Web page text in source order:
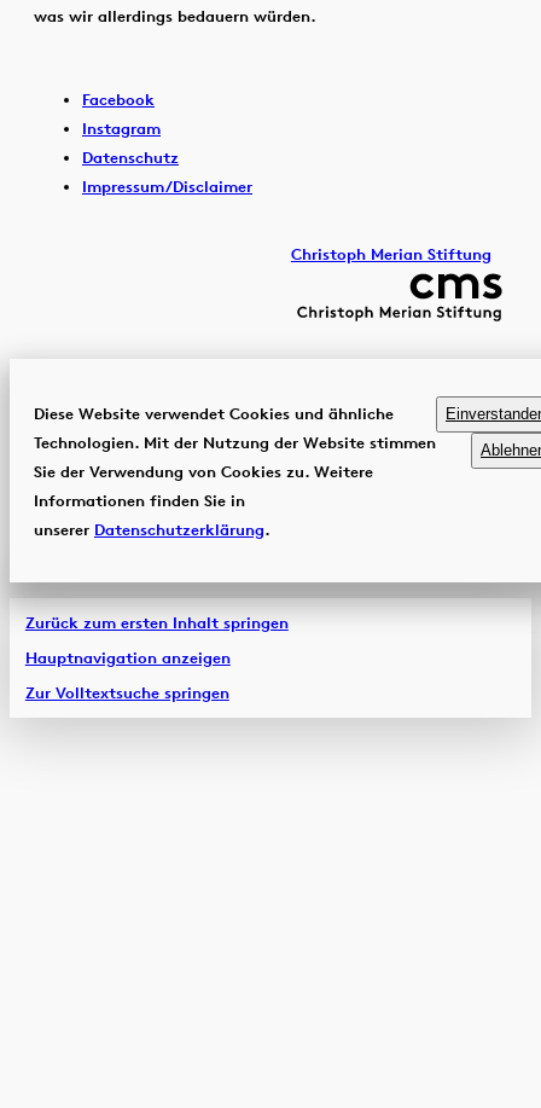
was wir allerdings bedauern würden.
Facebook
Instagram
Datenschutz
Impressum/Disclaimer
Christoph Merian Stiftung
Diese Website verwendet Cookies und ähnliche
Technologien. Mit der Nutzung der Website stimmen
Sie der Verwendung von Cookies zu. Weitere
Informationen finden Sie in
unserer Datenschutzerklärung.
Zurück zum ersten Inhalt springen
Hauptnavigation anzeigen
Zur Volltextsuche springen